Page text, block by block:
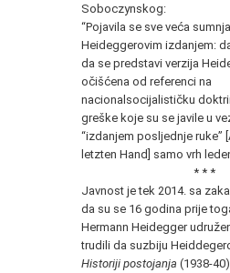
Soboczynskog:
“Pojavila se sve veća
Heideggerovim izdanjem:
da se predstavi verzija
očišćena od referenci na
nacionalsocijalističku
greške koje su se javile u
“izdanjem posljednje ruke”
letzten Hand] samo vrh
* * *
Javnost je tek 2014. sa
da su se 16 godina prije
Hermann Heidegger
trudili da suzbiju
Historiji postojanja (1938-